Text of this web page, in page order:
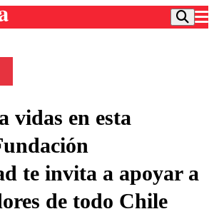
TV
Colo
Social
vidas en esta
te invita a apoyar a
de todo Chile